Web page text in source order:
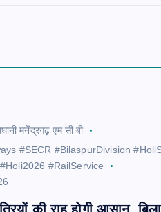
मनेंद्रगढ़ एम सी बी
#SECR #BilaspurDivision
#RailService